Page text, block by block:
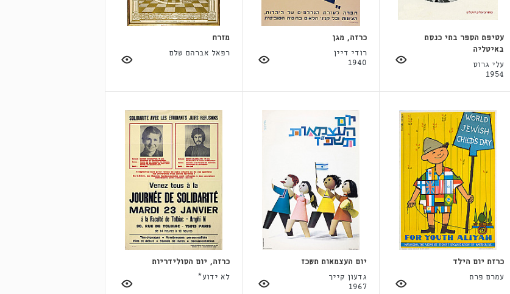
עטיפת הספר בתי כנסת
באיטליה
עלי גרוס
1954
כרזה, מגן
רודי דיין
1940
מזרח
רפאל אברהם שלם
כרזת יום הילד
עמרם פרת
יום העצמאות תשכז
גדעון קייך
1967
כרזה, יום הסולידריות
לא ידוע*